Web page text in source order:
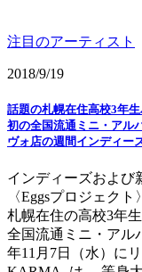
注目のアーティスト
2018/9/19
話題の札幌在住高校3年
初の全国流通ミニ・アル
ヴォ店の週間インディー
インディーズおよび
〈Eggsプロジェク
札幌在住の高校3年
全国流通ミニ・アル
年11月7日（水）に